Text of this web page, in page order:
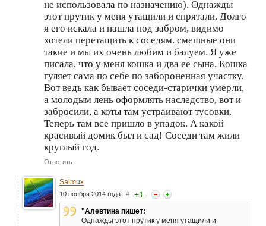
не использовала по назначению). Однажды
этот прутик у меня утащили и спрятали. Долго
я его искала и нашла под забром, видимо
хотели перетащить к соседям. смешные они
такие и мы их очень любим и балуем. Я уже
писала, что у меня кошка и два ее сына. Кошка
гуляет сама по себе по забороненная участку.
Вот ведь как бывает соседи-старички умерли,
а молодым лень оформлять наследство, вот и
забросили, а коты там устраивают тусовки.
Теперь там все пришло в упадок. А какой
красивый домик был и сад! Соседи там жили
круглый год.
Ответить
Salmux
10 ноября 2014 года # +1
"Алевтина пишет:
Однажды этот прутик у меня утащили и